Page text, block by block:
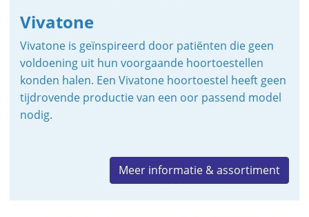
Vivatone
Vivatone is geïnspireerd door patiënten die geen
voldoening uit hun voorgaande hoortoestellen
konden halen. Een Vivatone hoortoestel heeft geen
tijdrovende productie van een oor passend model
nodig.
Meer informatie & assortiment